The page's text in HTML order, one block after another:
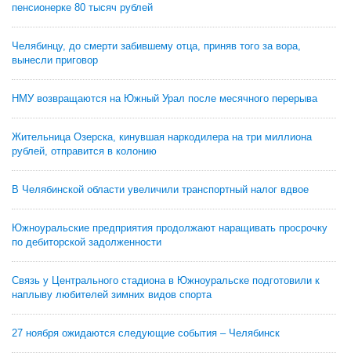
пенсионерке 80 тысяч рублей
Челябинцу, до смерти забившему отца, приняв того за вора,
вынесли приговор
НМУ возвращаются на Южный Урал после месячного перерыва
Жительница Озерска, кинувшая наркодилера на три миллиона
рублей, отправится в колонию
В Челябинской области увеличили транспортный налог вдвое
Южноуральские предприятия продолжают наращивать просрочку
по дебиторской задолженности
Связь у Центрального стадиона в Южноуральске подготовили к
наплыву любителей зимних видов спорта
27 ноября ожидаются следующие события – Челябинск